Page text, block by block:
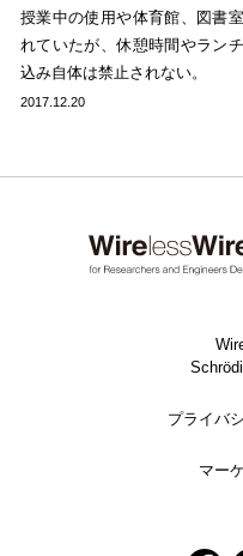
授業中の使用や体育館、図書
れていたが、休憩時間やラン
込み自体は禁止されない。
2017.12.20
プライバ
マー